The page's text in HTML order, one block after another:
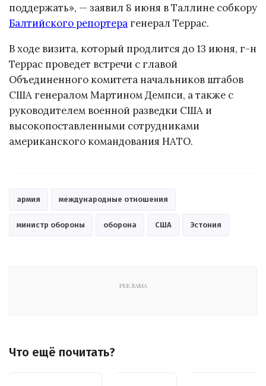
поддержать», — заявил 8 июня в Таллине собкору
Балтийского репортера генерал Террас.
В ходе визита, который продлится до 13 июня, г-н
Террас проведет встречи с главой
Объединенного комитета начальников штабов
США генералом Мартином Демпси, а также с
руководителем военной разведки США и
высокопоставленными сотрудниками
американского командования НАТО.
армия международные отношения
министр обороны оборона США Эстония
РЕКЛАМА
Что ещё почитать?